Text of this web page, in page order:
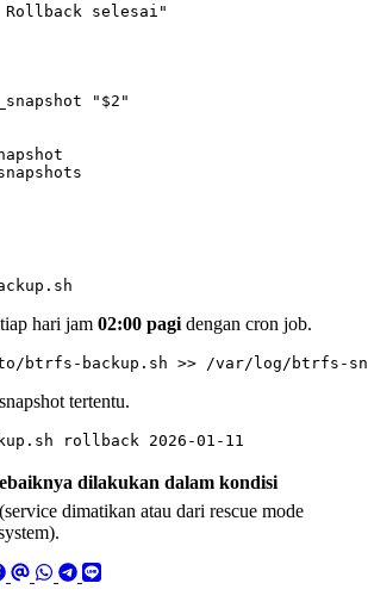
Rollback selesai"
" $2 "
hari jam 02:00 pagi dengan cron job.
backup.sh >> /var/log/btrfs-
tertentu.
rollback 2026-01-11
dilakukan dalam kondisi
(service dimatikan atau dari rescue mode